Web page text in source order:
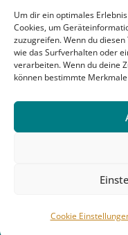
Um dir ein optimales
Cookies, um
zuzugreifen. Wenn du
wie das Surfverhalten oder
verarbeiten. Wenn du deine
können bestimmte
Cookie
Behandlungsfelder
Karriere
© 2026